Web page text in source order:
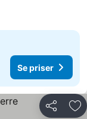
Se priser
Del